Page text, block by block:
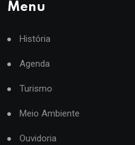
Menu
História
Agenda
Turismo
Meio Ambiente
Ouvidoria